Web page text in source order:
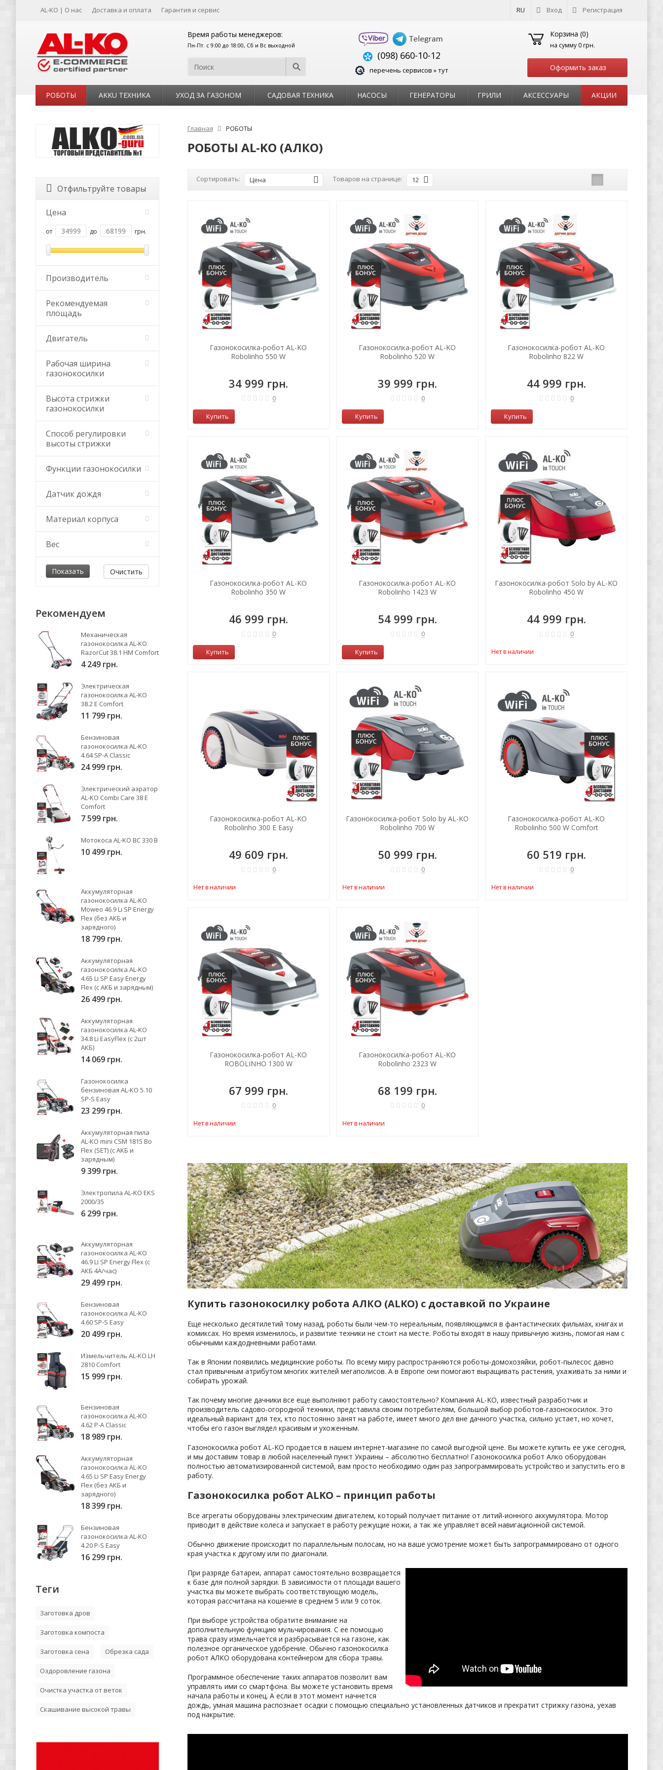
AL-KO | О нас Доставка и оплата Гарантия и сервис RU Вход Регистрация
Время работы менеджеров:
Пн-Пт. с 9:00 до 18:00, Сб и Вс выходной
(098) 660-10-12
перечень сервисов » тут
Корзина (0)
на сумму 0 грн.
Оформить заказ
РОБОТЫ AKKU ТЕХНИКА УХОД ЗА ГАЗОНОМ САДОВАЯ ТЕХНИКА НАСОСЫ ГЕНЕРАТОРЫ ГРИЛИ АКСЕССУАРЫ АКЦИИ
Главная РОБОТЫ
РОБОТЫ AL-KO (АЛКО)
Сортировать: Цена Товаров на странице: 12
Газонокосилка-робот AL-KO
Robolinho 550 W
34 999 грн.
0
Купить
Газонокосилка-робот AL-KO
Robolinho 520 W
39 999 грн.
0
Купить
Газонокосилка-робот AL-KO
Robolinho 822 W
44 999 грн.
0
Купить
Газонокосилка-робот AL-KO
Robolinho 350 W
46 999 грн.
0
Купить
Газонокосилка-робот AL-KO
Robolinho 1423 W
54 999 грн.
0
Купить
Газонокосилка-робот Solo by AL-KO
Robolinho 450 W
44 999 грн.
0
Нет в наличии
Газонокосилка-робот AL-KO
Robolinho 300 E Easy
49 609 грн.
0
Нет в наличии
Газонокосилка-робот Solo by AL-KO
Robolinho 700 W
50 999 грн.
0
Нет в наличии
Газонокосилка-робот AL-KO
Robolinho 500 W Comfort
60 519 грн.
0
Нет в наличии
Газонокосилка-робот AL-KO
ROBOLINHO 1300 W
67 999 грн.
0
Нет в наличии
Газонокосилка-робот AL-KO
Robolinho 2323 W
68 199 грн.
0
Нет в наличии
Купить газонокосилку робота АЛКО (ALKO) с доставкой по Украине
Еще несколько десятилетий тому назад, роботы были чем-то нереальным, появляющимся в фантастических фильмах, книгах и
комиксах. Но время изменилось, и развитие техники не стоит на месте. Роботы входят в нашу привычную жизнь, помогая нам с
обычными каждодневными работами.
Так в Японии появились медицинские роботы. По всему миру распространяются роботы-домохозяйки, робот-пылесос давно
стал привычным атрибутом многих жителей мегаполисов. А в Европе они помогают выращивать растения, ухаживать за ними и
собирать урожай.
Так почему многие дачники все еще выполняют работу самостоятельно? Компания AL-KO, известный разработчик и
производитель садово-огородной техники, представила своим потребителям, большой выбор роботов-газонокосилок. Это
идеальный вариант для тех, кто постоянно занят на работе, имеет много дел вне дачного участка, сильно устает, но хочет,
чтобы его газон выглядел красивым и ухоженным.
Газонокосилка робот AL-KO продается в нашем интернет-магазине по самой выгодной цене. Вы можете купить ее уже сегодня,
и мы доставим товар в любой населенный пункт Украины – абсолютно бесплатно! Газонокосилка робот Алко оборудован
полностью автоматизированной системой, вам просто необходимо один раз запрограммировать устройство и запустить его в
работу.
Газонокосилка робот ALKO – принцип работы
Все агрегаты оборудованы электрическим двигателем, который получает питание от литий-ионного аккумулятора. Мотор
приводит в действие колеса и запускает в работу режущие ножи, а так же управляет всей навигационной системой.
Обычно движение происходит по параллельным полосам, но на ваше усмотрение может быть запрограммировано от одного
края участка к другому или по диагонали.
При разряде батареи, аппарат самостоятельно возвращается
к базе для полной зарядки. В зависимости от площади вашего
участка вы можете выбрать соответствующую модель,
которая рассчитана на кошение в среднем 5 или 9 соток.
При выборе устройства обратите внимание на
дополнительную функцию мульчирования. С ее помощью
трава сразу измельчается и разбрасывается на газоне, как
полезное органическое удобрение. Обычно газонокосилка
робот АЛКО оборудована контейнером для сбора травы.
Программное обеспечение таких аппаратов позволит вам
управлять ими со смартфона. Вы можете установить время
начала работы и конец. А если в этот момент начнется
дождь, умная машина распознает осадки с помощью специально установленных датчиков и прекратит стрижку газона, уехав
под накрытие.
Отфильтруйте товары
Цена
от до грн.
Производитель
Рекомендуемая
площадь
Двигатель
Рабочая ширина
газонокосилки
Высота стрижки
газонокосилки
Способ регулировки
высоты стрижки
Функции газонокосилки
Датчик дождя
Материал корпуса
Вес
Очистить
Рекомендуем
Механическая
газонокосилка AL-KO
RazorCut 38.1 HM Comfort
4 249 грн.
Электрическая
газонокосилка AL-KO
38.2 E Comfort
11 799 грн.
Бензиновая
газонокосилка AL-KO
4.64 SP-A Classic
24 999 грн.
Электрический аэратор
AL-KO Combi Care 38 E
Comfort
7 599 грн.
Мотокоса AL-KO BC 330 B
10 499 грн.
Аккумуляторная
газонокосилка AL-KO
Moweo 46.9 Li SP Energy
Flex (без АКБ и
зарядного)
18 799 грн.
Аккумуляторная
газонокосилка AL-KO
4.65 Li SP Easy Energy
Flex (с АКБ и зарядным)
26 499 грн.
Аккумуляторная
газонокосилка AL-KO
34.8 Li EasyFlex (с 2шт
АКБ)
14 069 грн.
Газонокосилка
бензиновая AL-KO 5.10
SP-S Easy
23 299 грн.
Аккумуляторная пила
AL-KO mini CSM 1815 Bo
Flex (SET) (с АКБ и
зарядным)
9 399 грн.
Электропила AL-KO EKS
2000/35
6 299 грн.
Аккумуляторная
газонокосилка AL-KO
46.9 LI SP Energy Flex (с
АКБ 4А/час)
29 499 грн.
Бензиновая
газонокосилка AL-KO
4.60 SP-S Easy
20 499 грн.
Измельчитель AL-KO LH
2810 Comfort
15 999 грн.
Бензиновая
газонокосилка AL-KO
4.62 P-A Classic
18 989 грн.
Аккумуляторная
газонокосилка AL-KO
4.65 Li SP Easy Energy
Flex (без АКБ и
зарядного)
18 399 грн.
Бензиновая
газонокосилка AL-KO
4.20 P-S Easy
16 299 грн.
Теги
Заготовка дров
Заготовка компоста
Заготовка сена Обрезка сада
Оздоровление газона
Очистка участка от веток
Скашивание высокой травы